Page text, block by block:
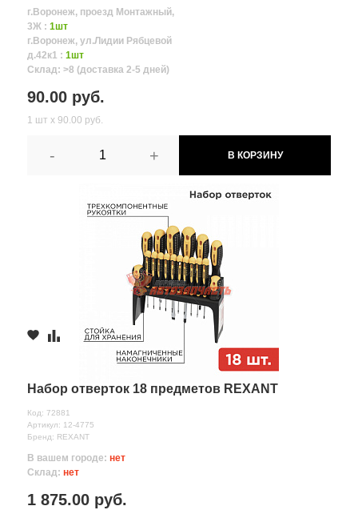
г.Воронеж, проезд Монтажный,
3Ж : 1шт
г.Воронеж, ул.Лидии Рябцевой
д.42к1 : 1шт
Склад: >8 (доставка 2-5 дней)
90.00 руб.
1 шт х 90.00 руб.
- + В КОРЗИНУ
Набор отверток 18 предметов REXANT
Код: 72881
Артикул: 12-4775
Бренд: REXANT
В вашем городе: нет
Склад: нет
1 875.00 руб.